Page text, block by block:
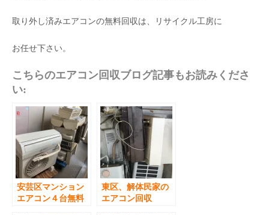
取り外し済みエアコンの無料回収は、リサイクル工房に
お任せ下さい。
こちらのエアコン回収ブログ記事もお読みくださ
い:
安芸区マンション
エアコン４台無料
東区、解体民家の
エアコン回収